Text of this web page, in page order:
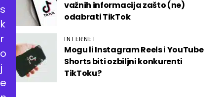
važnih informacija zašto (ne)
odabrati TikTok
INTERNET
Mogu li Instagram Reels i YouTube
Shorts biti ozbiljni konkurenti
TikToku?
s
k
r
o
j
e